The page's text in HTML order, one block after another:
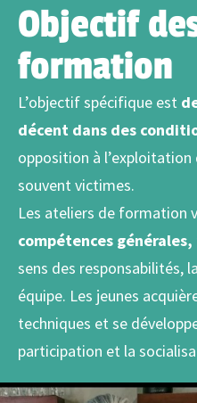
Objectif
formation
L’objectif spécifique est
décent dans des
opposition à
souvent victimes.
Les ateliers de formation
compétences générales,
sens des responsabilités,
équipe. Les jeunes
techniques et se
participation et la